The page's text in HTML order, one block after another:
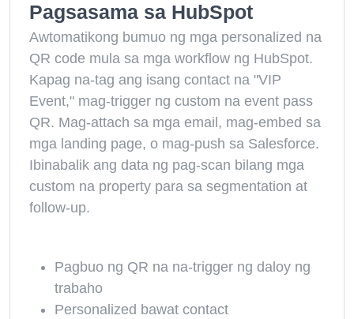
Pagsasama sa HubSpot
Awtomatikong bumuo ng mga personalized na
QR code mula sa mga workflow ng HubSpot.
Kapag na-tag ang isang contact na "VIP
Event," mag-trigger ng custom na event pass
QR. Mag-attach sa mga email, mag-embed sa
mga landing page, o mag-push sa Salesforce.
Ibinabalik ang data ng pag-scan bilang mga
custom na property para sa segmentation at
follow-up.
Pagbuo ng QR na na-trigger ng daloy ng
trabaho
Personalized bawat contact